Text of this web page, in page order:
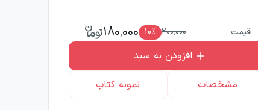
قیمت: 200,000
10٪ 180,000
افزودن به سبد
مشخصات
نمونه کتاب